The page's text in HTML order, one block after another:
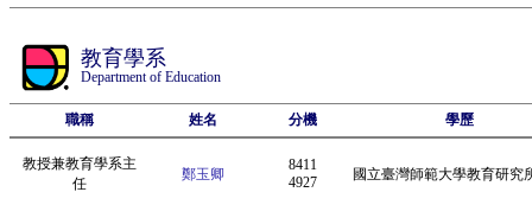
教育學系
Department of Education
職稱 姓名 分機 學歷
教授兼教育學系主
任
鄭玉卿
8411
4927
國立臺灣師範大學教育研究